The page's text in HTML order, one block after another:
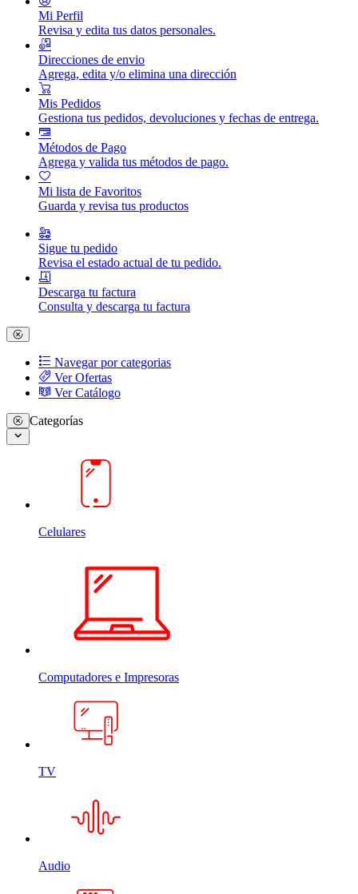
Mi Perfil
Revisa y edita tus datos personales.
Direcciones de envio
Agrega, edita y/o elimina una dirección
Mis Pedidos
Gestiona tus pedidos, devoluciones y fechas de entrega.
Métodos de Pago
Agrega y valida tus métodos de pago.
Mi lista de Favoritos
Guarda y revisa tus productos
Sigue tu pedido
Revisa el estado actual de tu pedido.
Descarga tu factura
Consulta y descarga tu factura
Navegar por categorias
Ver Ofertas
Ver Catálogo
Categorías
Celulares
Computadores e Impresoras
TV
Audio